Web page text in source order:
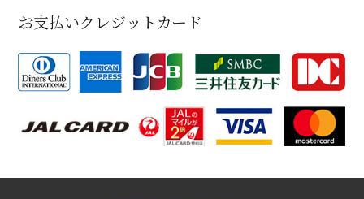
お支払いクレジットカード